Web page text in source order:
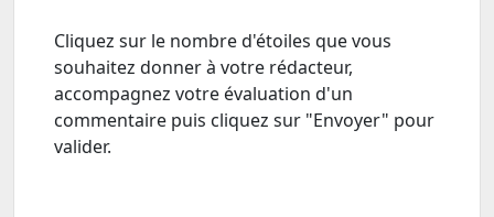
Cliquez sur le nombre d'étoiles que vous
souhaitez donner à votre rédacteur,
accompagnez votre évaluation d'un
commentaire puis cliquez sur "Envoyer" pour
valider.